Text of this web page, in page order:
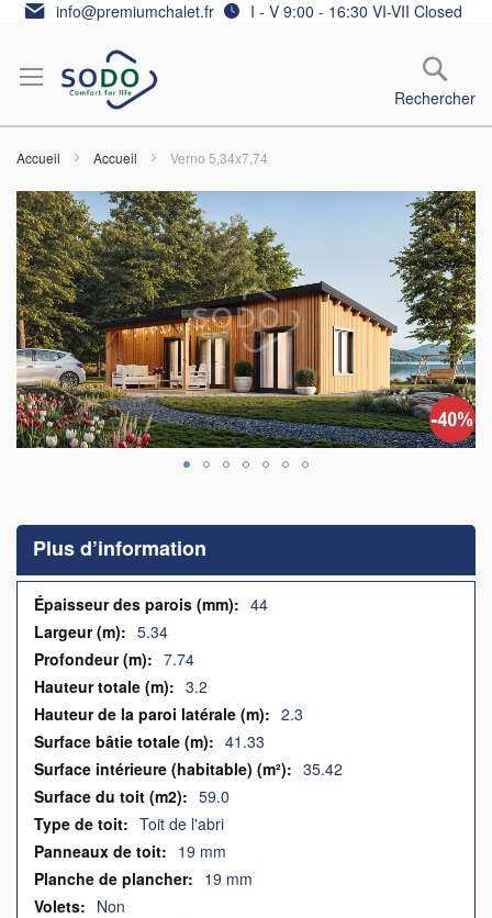
Allez info@premiumchalet.fr I - V 9:00 - 16:30 VI-VII Closed
Rechercher
Accueil Accueil Verno 5,34x7,74
Skip
to
the
end
of
the
images
gallery
the
beginning
of
the
images
gallery
Plus d’information
Plus
d’information
44
5.34
7.74
3.2
2.3
41.33
35.42
59.0
Toit de l'abri
19 mm
19 mm
Non